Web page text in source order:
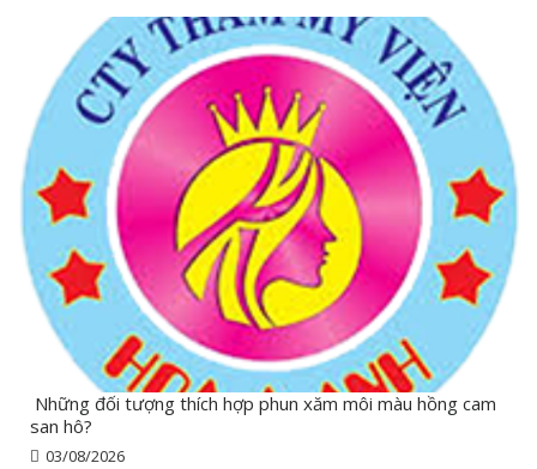
Những đối tượng thích hợp phun xăm môi màu hồng cam
san hô?
03/08/2026